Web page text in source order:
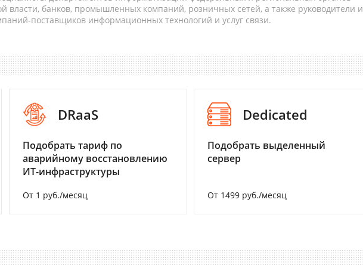
власти, банков, промышленных компаний, розничных сетей, а также руководители и
поставщиков информационных технологий и услуг связи.
DRaaS
Подобрать тариф по
аварийному восстановлению
ИТ-инфраструктуры
От 1 руб./месяц
Dedicated
Подобрать выделенный
сервер
От 1499 руб./месяц